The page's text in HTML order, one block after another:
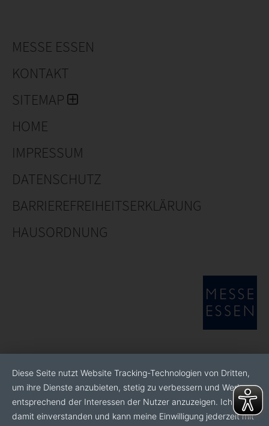
MESSE ESSEN
KONTAKT
SITEMAP
HOME
IMPRESSUM
DATENSCHUTZ
BARRIEREFREIHEITSERKLÄRUNG
HAUSORDNUNG
Diese Seite nutzt Website Tracking-Technologien von Dritten,
um ihre Dienste anzubieten, stetig zu verbessern und Werbung
entsprechend der Interessen der Nutzer anzuzeigen. Ich bin
damit einverstanden und kann meine Einwilligung jederzeit mit